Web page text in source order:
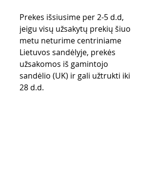
Prekes išsiusime per 2-5 d.d,
jeigu visų užsakytų prekių šiuo
metu neturime centriniame
Lietuvos sandėlyje, prekės
užsakomos iš gamintojo
sandėlio (UK) ir gali užtrukti iki
28 d.d.